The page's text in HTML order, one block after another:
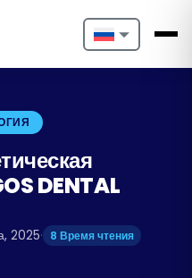
Nederlands
Deutsch
Português
DENTAL
2025· 8 Время чтения